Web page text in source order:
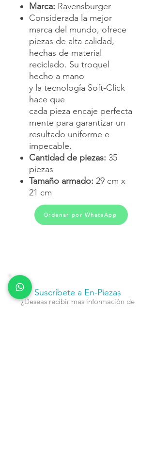
Marca: Ravensburger
Considerada la mejor
marca del mundo, ofrece
piezas de alta calidad,
hechas de material
reciclado. Su troquel
hecho a mano
y la tecnología Soft-Click
hace que
cada pieza encaje perfecta
mente para garantizar un
resultado uniforme e
impecable.
Cantidad de piezas: 35
piezas
Tamaño armado: 29 cm x
21 cm
Ordenar por WhatsApp
Suscríbete a En-Piezas
¿Deseas recibir mas información de